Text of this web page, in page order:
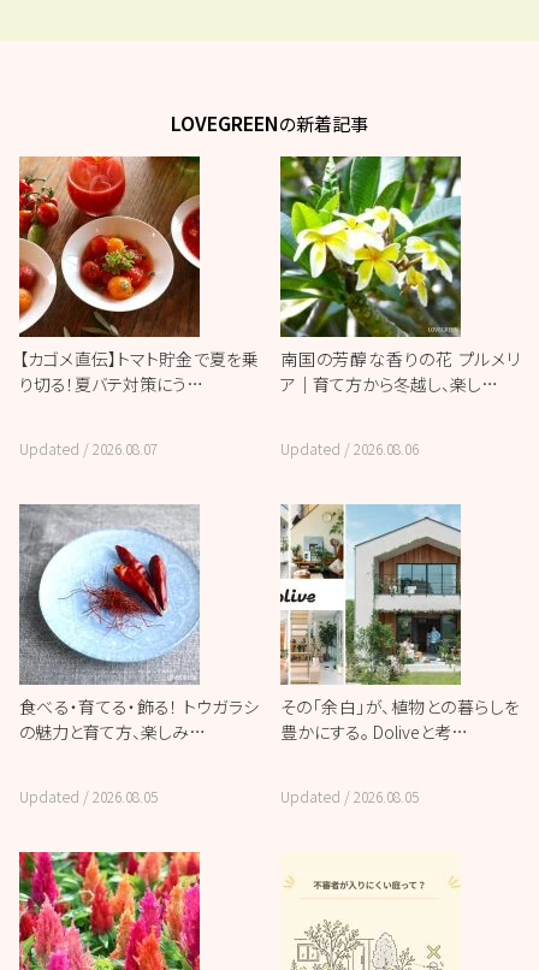
LOVEGREENの新着記事
【カゴメ直伝】トマト貯金で夏を乗
り切る！夏バテ対策にう…
Updated /2026.08.07
南国の芳醇な香りの花 プルメリ
ア｜育て方から冬越し、楽し…
Updated /2026.08.06
食べる・育てる・飾る！ トウガラシ
の魅力と育て方、楽しみ…
Updated /2026.08.05
その「余白」が、植物との暮らしを
豊かにする。 Doliveと考…
Updated /2026.08.05